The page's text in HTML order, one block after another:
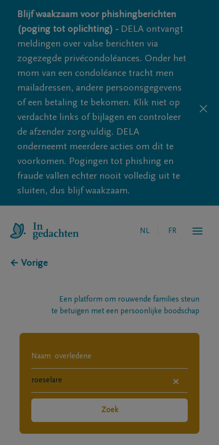
Blijf waakzaam voor phishingberichten
(poging tot oplichting) - DELA ontvangt
meldingen over valse berichten via
zogezegde privécondoléances. Onder het
mom van een condoléance tracht men
mailadressen, andere persoonsgegevens
of een betaling te bekomen. Klik niet op
verdachte links of bijlagen en controleer
de afzender zorgvuldig. DELA
onderneemt meerdere acties om dit te
voorkomen. Pogingen tot phishing en
fraude vallen echter nooit volledig uit te
sluiten, dus blijf waakzaam.
NL FR
← Vorige
Een platform om rouwende families steun
te betuigen met een persoonlijke boodschap
×
Zoek